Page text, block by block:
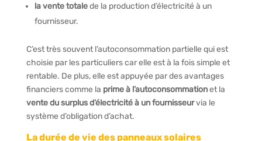
la vente totalede la production d’électricité à un
fournisseur.
C’est très souvent l’autoconsommation partielle qui est
choisie par les particuliers car elle est à la fois simple et
rentable. De plus, elle est appuyée par des avantages
financiers comme la prime à l’autoconsommationet la
vente du surplus d’électricité à un fournisseurvia le
système d’obligation d’achat.
La durée de vie des panneaux solaires